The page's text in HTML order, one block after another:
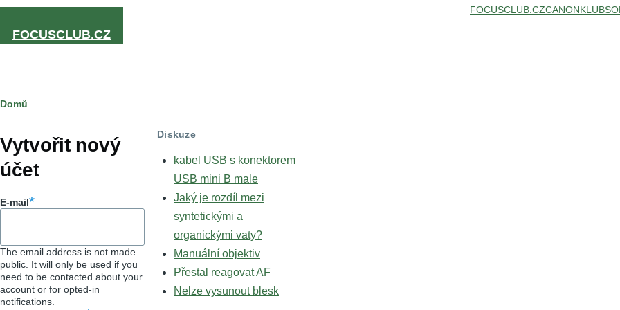
Přejít k hlavnímu obsahu
FOCUSCLUB.CZ
FOCUSCLUB.CZCANONKLUB
Hlavní
záložky
Drobečková
navigace
Domů
Vytvořit nový
účet
E-mail
The email address is not made
public. It will only be used if you
need to be contacted about your
account or for opted-in
notifications.
Diskuze
kabel USB s konektorem
USB mini B male
Jaký je rozdíl mezi
syntetickými a
organickými vaty?
Manuální objektiv
Přestal reagovat AF
Nelze vysunout blesk